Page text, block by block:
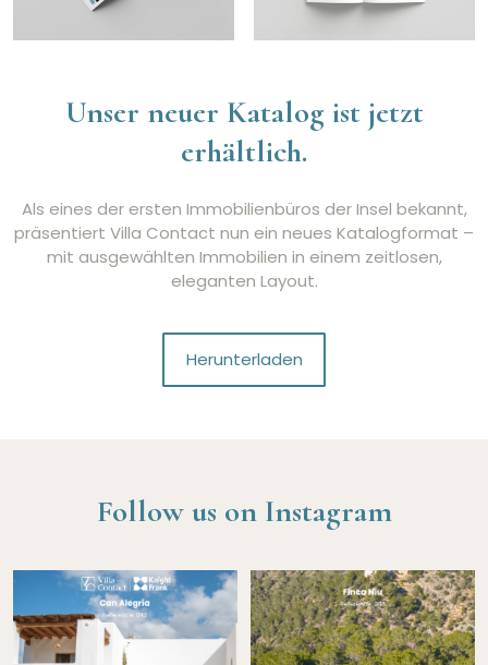
Unser neuer Katalog ist jetzt
erhältlich.
Als eines der ersten Immobilienbüros der Insel bekannt,
präsentiert Villa Contact nun ein neues Katalogformat –
mit ausgewählten Immobilien in einem zeitlosen,
eleganten Layout.
Herunterladen
Follow us on Instagram